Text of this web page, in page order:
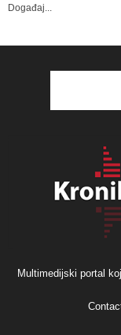
Događaj...
Multimedijski portal